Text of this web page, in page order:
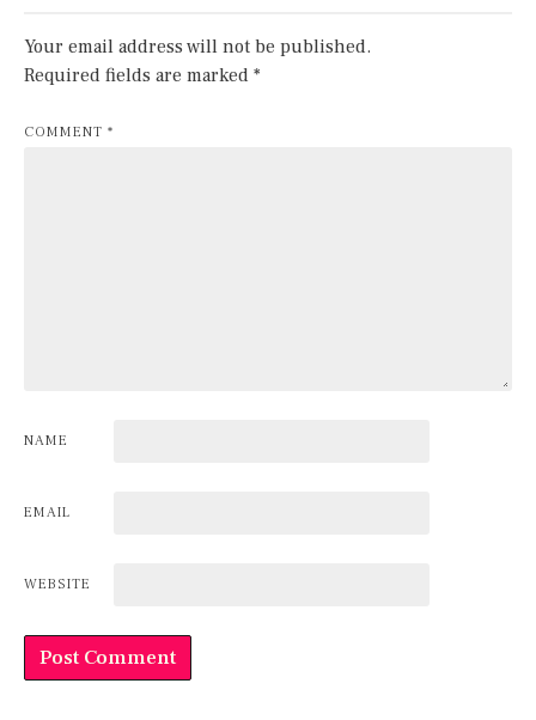
Your email address will not be published.
Required fields are marked *
COMMENT *
NAME
EMAIL
WEBSITE